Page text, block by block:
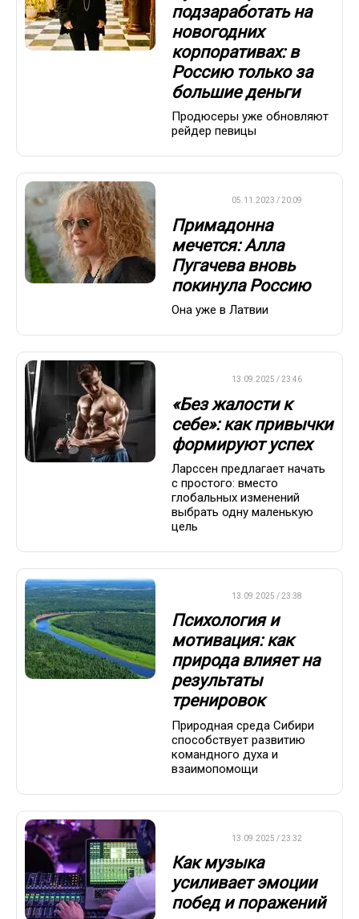
подзаработать на
новогодних
корпоративах: в
Россию только за
большие деньги
Продюсеры уже обновляют
рейдер певицы
05.11.2023 / 20:09
Примадонна
мечется: Алла
Пугачева вновь
покинула Россию
Она уже в Латвии
13.09.2025 / 23:46
«Без жалости к
себе»: как привычки
формируют успех
Ларссен предлагает начать
с простого: вместо
глобальных изменений
выбрать одну маленькую
цель
13.09.2025 / 23:38
Психология и
мотивация: как
природа влияет на
результаты
тренировок
Природная среда Сибири
способствует развитию
командного духа и
взаимопомощи
13.09.2025 / 23:32
Как музыка
усиливает эмоции
побед и поражений